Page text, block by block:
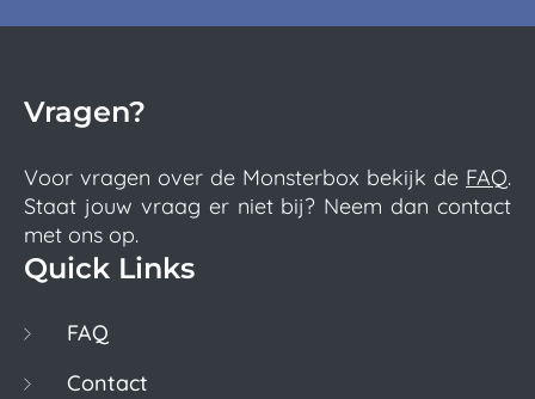
Vragen?
Voor vragen over de Monsterbox bekijk de FAQ.
Staat jouw vraag er niet bij? Neem dan contact
met ons op.
Quick Links
FAQ
Contact